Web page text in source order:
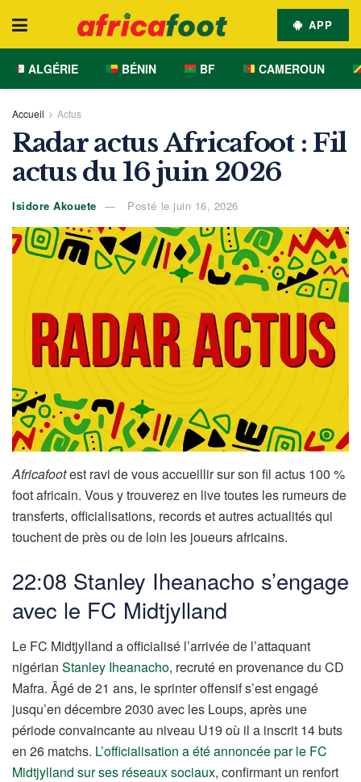
APP
ALGÉRIE BÉNIN BF CAMEROUN
Accueil Actus
Radar actus Africafoot : Fil
actus du 16 juin 2026
Isidore Akouete Posté le juin 16, 2026
Africafootest ravi de vous accueillir sur son fil actus 100 %
foot africain. Vous y trouverez en live toutes les rumeurs de
transferts, officialisations, records et autres actualités qui
touchent de près ou de loin les joueurs africains.
22:08 Stanley Iheanacho s’engage
avec le FC Midtjylland
Le FC Midtjylland a officialisé l’arrivée de l’attaquant
nigérian Stanley Iheanacho, recruté en provenance du CD
Mafra. Âgé de 21 ans, le sprinter offensif s’est engagé
jusqu’en décembre 2030 avec les Loups, après une
période convaincante au niveau U19 où il a inscrit 14 buts
en 26 matchs. L’officialisation a été annoncée par le FC
Midtjylland sur ses réseaux sociaux, confirmant un renfort